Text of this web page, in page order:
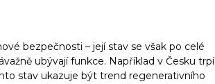
bezpečnosti – její stav se však po celé
ubývají funkce. Například v Česku trpí
stav ukazuje být trend regenerativního